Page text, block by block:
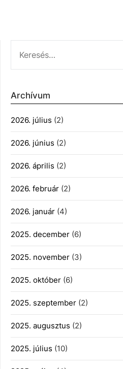
Archívum
2026. július (2)
2026. június (2)
2026. április (2)
2026. február (2)
2026. január (4)
2025. december (6)
2025. november (3)
2025. október (6)
2025. szeptember (2)
2025. augusztus (2)
2025. július (10)